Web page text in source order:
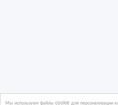
Мы используем файлы cookie для персонализации